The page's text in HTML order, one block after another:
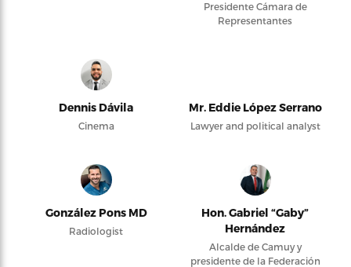
Presidente Cámara de
Representantes
Dennis Dávila
Cinema
Mr. Eddie López Serrano
Lawyer and political analyst
González Pons MD
Radiologist
Hon. Gabriel “Gaby”
Hernández
Alcalde de Camuy y
presidente de la Federación